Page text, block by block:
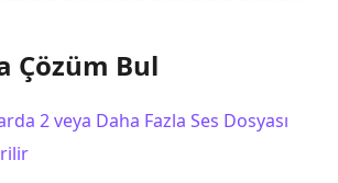
Çözüm Bul
2 veya Daha Fazla Ses Dosyası